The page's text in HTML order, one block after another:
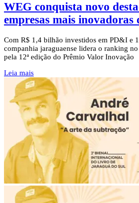
WEG conquista novo
empresas mais inovadoras
Com R$ 1,4 bilhão investidos em PD&I e
companhia jaraguaense lidera o ranking
pela 12ª edição do Prêmio Valor Inovação
Leia mais